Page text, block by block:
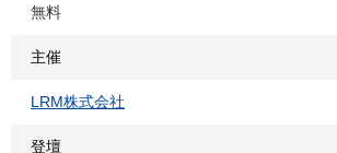
無料
主催
LRM株式会社
登壇